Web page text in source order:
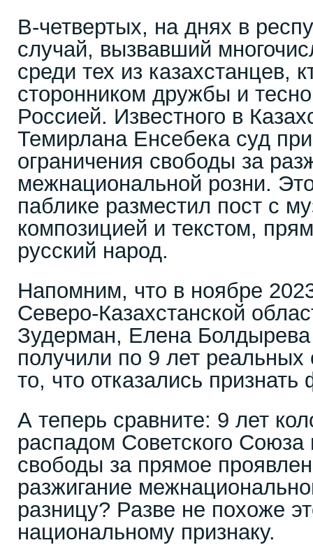
В-четвертых, на днях в
случай, вызвавший
среди тех из казахстанцев,
сторонником дружбы и
Россией. Известного в
Темирлана Енсебека суд
ограничения свободы за
межнациональной розни.
паблике разместил пост с
композицией и текстом,
русский народ.
Напомним, что в ноябре
Северо-Казахстанской
Зудерман, Елена
получили по 9 лет реальных
то, что отказались
А теперь сравните: 9 лет
распадом Советского Союза
свободы за прямое
разжигание
разницу? Разве не похоже
национальному признаку.